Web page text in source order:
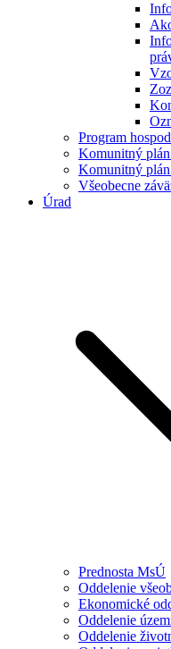
Program
Komunitný
Komunitný
Všeobecne
Úrad
Prednosta MsÚ
Oddelenie
Ekonomické
Oddelenie
Oddelenie